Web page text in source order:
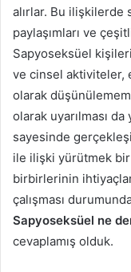
alırlar. Bu ilişkilerde
paylaşımları ve
Sapyoseksüel
ve cinsel aktiviteler,
olarak
olarak uyarılması
sayesinde
ile ilişki yürütmek
birbirlerinin
çalışması
Sapyoseksüel ne
cevaplamış olduk.